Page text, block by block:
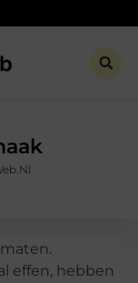
effen, hebben